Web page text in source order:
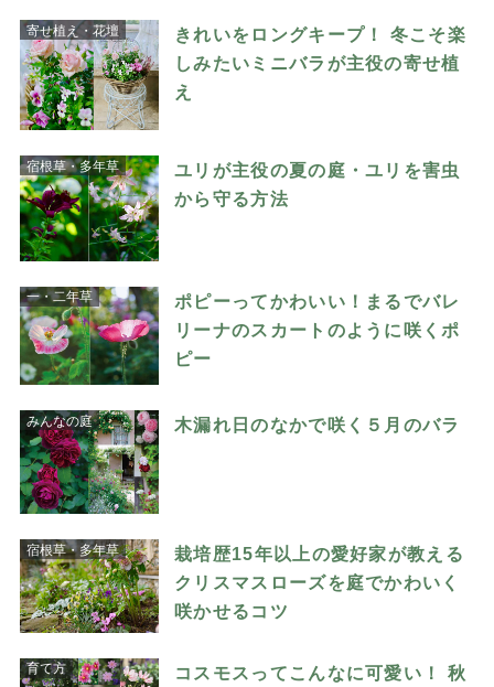
寄せ植え・花壇
きれいをロングキープ！ 冬こそ楽
しみたいミニバラが主役の寄せ植
え
宿根草・多年草
ユリが主役の夏の庭・ユリを害虫
から守る方法
一・二年草
ポピーってかわいい！まるでバレ
リーナのスカートのように咲くポ
ピー
みんなの庭 木漏れ日のなかで咲く５月のバラ
宿根草・多年草
栽培歴15年以上の愛好家が教える
クリスマスローズを庭でかわいく
咲かせるコツ
育て方
コスモスってこんなに可愛い！ 秋